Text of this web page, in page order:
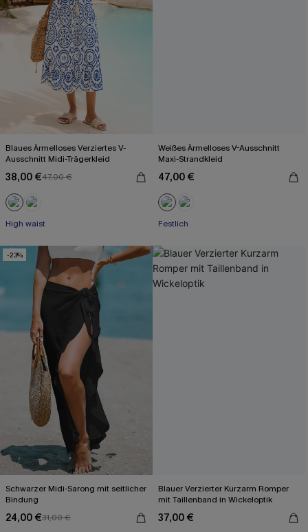
Blaues Ärmelloses Verziertes V-
Ausschnitt Midi-Trägerkleid
38,00 €47,00 €
High waist
Weißes Ärmelloses V-Ausschnitt
Maxi-Strandkleid
47,00 €
Festlich
-23%
Schwarzer Midi-Sarong mit seitlicher
Bindung
24,00 €31,00 €
Blauer Verzierter Kurzarm Romper
mit Taillenband in Wickeloptik
37,00 €